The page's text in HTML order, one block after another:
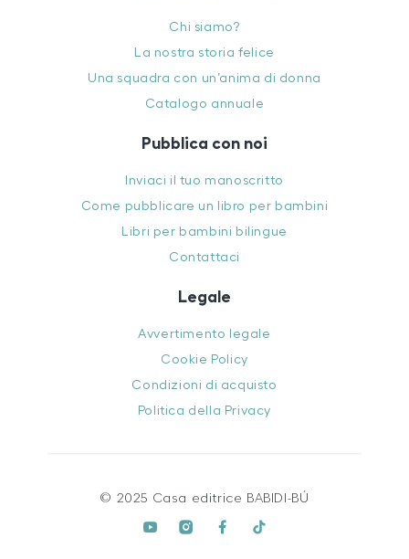
Chi siamo?
La nostra storia felice
Una squadra con un’anima di donna
Catalogo annuale
Pubblica con noi
Inviaci il tuo manoscritto
Come pubblicare un libro per bambini
Libri per bambini bilingue
Contattaci
Legale
Avvertimento legale
Cookie Policy
Condizioni di acquisto
Politica della Privacy
© 2025 Casa editrice BABIDI-BÚ